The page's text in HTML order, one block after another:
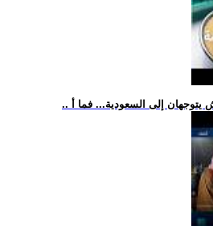
يتوجهان إلى السعودية... فما أ